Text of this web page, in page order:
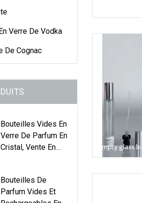
Verre De Vodka
De Cognac
Bouteilles Vides En
Verre De Parfum En
Cristal, Vente En
Bouteilles De
Parfum Vides Et